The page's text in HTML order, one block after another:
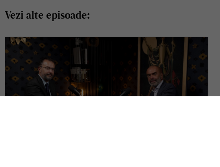
Vezi alte episoade: